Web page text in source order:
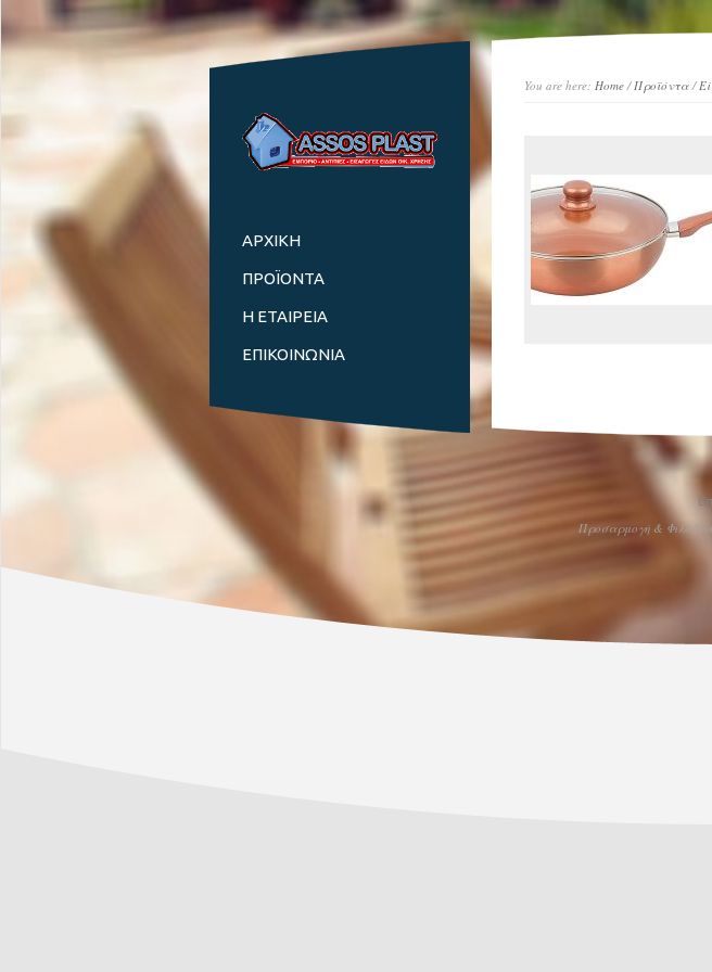
You are here: Home/Προϊόντα/
ΑΡΧΙΚΗ
ΠΡΟΪΟΝΤΑ
Η ΕΤΑΙΡΕΙΑ
ΕΠΙΚΟΙΝΩΝΙΑ
Προσαρμογή &